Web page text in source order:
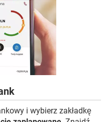
i wybierz zakładkę